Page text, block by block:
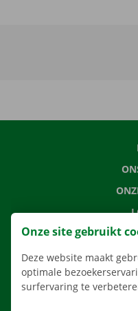
Onze site gebruikt
Deze website maakt
optimale
surfervaring te